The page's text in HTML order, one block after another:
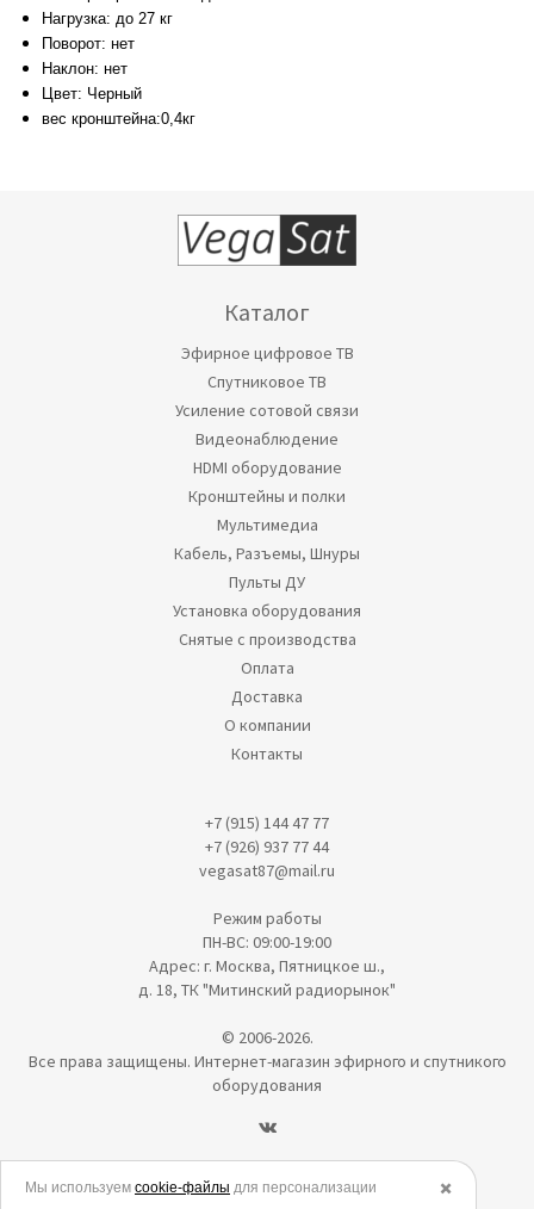
Нагрузка: до 27 кг
Поворот: нет
Наклон: нет
Цвет: Черный
вес кронштейна:0,4кг
Каталог
Эфирное цифровое ТВ
Спутниковое ТВ
Усиление сотовой связи
Видеонаблюдение
HDMI оборудование
Кронштейны и полки
Мультимедиа
Кабель, Разъемы, Шнуры
Пульты ДУ
Установка оборудования
Снятые с производства
Оплата
Доставка
О компании
Контакты
+7 (915) 144 47 77
+7 (926) 937 77 44
vegasat87@mail.ru
Режим работы
ПН-ВС: 09:00-19:00
Адрес: г. Москва, Пятницкое ш.,
д. 18, ТК "Митинский радиорынок"
© 2006-2026.
Все права защищены. Интернет-магазин эфирного и спутникого
оборудования
Политика в отношении обработки персональных данных ✖️
Мы используем cookie-файлы для персонализации